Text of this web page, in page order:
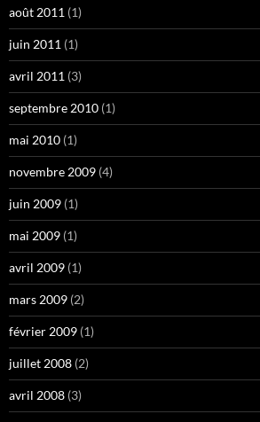
août 2011 (1)
juin 2011 (1)
avril 2011 (3)
septembre 2010 (1)
mai 2010 (1)
novembre 2009 (4)
juin 2009 (1)
mai 2009 (1)
avril 2009 (1)
mars 2009 (2)
février 2009 (1)
juillet 2008 (2)
avril 2008 (3)